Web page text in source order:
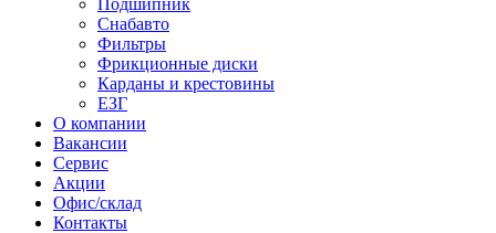
Подшипник
Снабавто
Фильтры
Фрикционные диски
Карданы и крестовины
ЕЗГ
О компании
Вакансии
Сервис
Акции
Офис/склад
Контакты